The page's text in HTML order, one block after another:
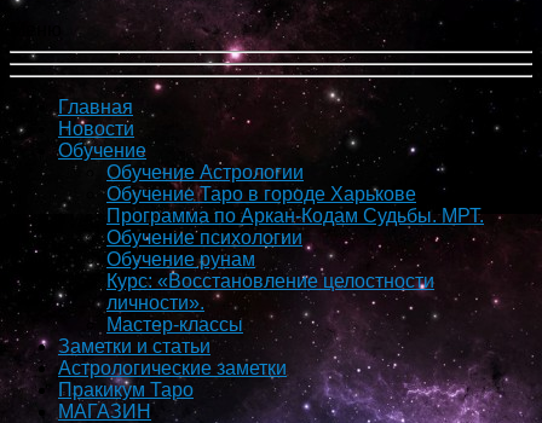
Главная
Новости
Обучение
Обучение Астрологии
Обучение Таро в городе Харькове
Программа по Аркан-Кодам Судьбы. МРТ.
Обучение психологии
Обучение рунам
Курс: «Восстановление целостности
личности».
Мастер-классы
Заметки и статьи
Астрологические заметки
Пракикум Таро
МАГАЗИН